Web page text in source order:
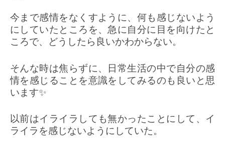
今まで感情をなくすように、何も感じないよう
にしていたところを、急に自分に目を向けたと
ころで、どうしたら良いかわからない。
そんな時は焦らずに、日常生活の中で自分の感
情を感じることを意識をしてみるのも良いと思
います✨
以前はイライラしても無かったことにして、イ
ライラを感じないようにしていた。